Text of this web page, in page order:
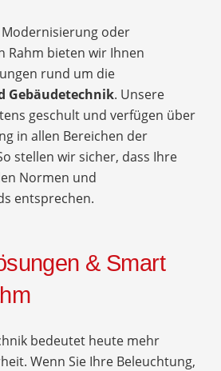
oder
Rahm bieten wir Ihnen
rund um die
Gebäudetechnik. Unsere
geschult und verfügen über
in allen Bereichen der
stellen wir sicher, dass Ihre
Normen und
entsprechen.
& Smart
bedeutet heute mehr
Wenn Sie Ihre Beleuchtung,